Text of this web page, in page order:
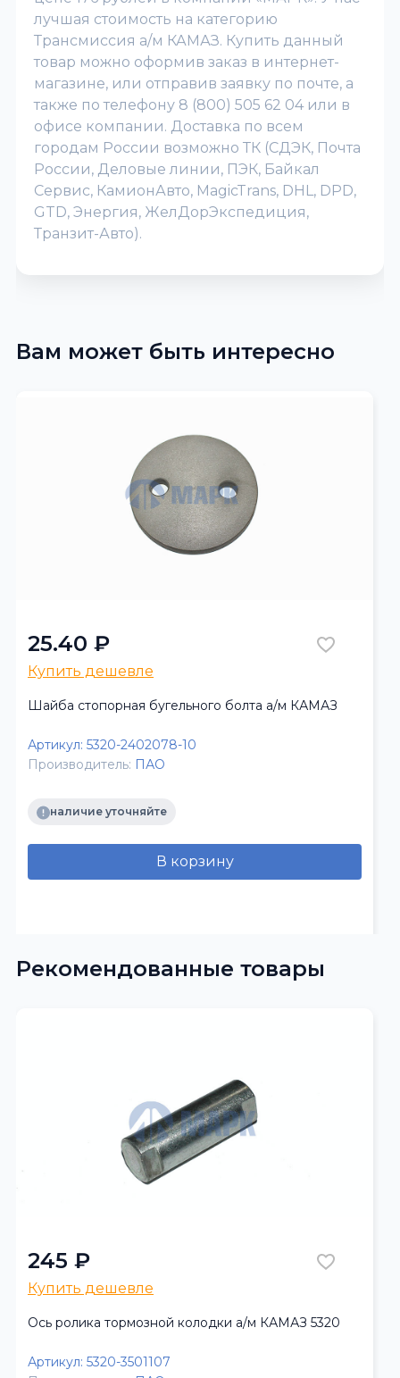
лучшая стоимость на категорию
Трансмиссия а/м КАМАЗ. Купить данный
товар можно оформив заказ в интернет-
магазине, или отправив заявку по почте, а
также по телефону 8 (800) 505 62 04 или в
офисе компании. Доставка по всем
городам России возможно ТК (СДЭК, Почта
России, Деловые линии, ПЭК, Байкал
Сервис, КамионАвто, MagicTrans, DHL, DPD,
GTD, Энергия, ЖелДорЭкспедиция,
Транзит-Авто).
Вам может быть интересно
25.40 ₽
Купить дешевле
Шайба стопорная бугельного болта а/м КАМАЗ
Артикул: 5320-2402078-10
Производитель: ПАО
наличие уточняйте
В корзину
Рекомендованные товары
245 ₽
Купить дешевле
Ось ролика тормозной колодки а/м КАМАЗ 5320
Артикул: 5320-3501107